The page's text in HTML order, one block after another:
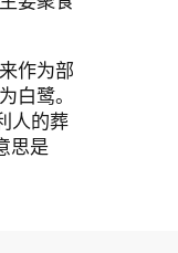
作为部
白鹭。
人的葬
思是